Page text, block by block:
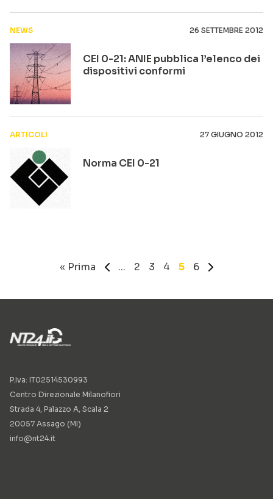
NEWS 26 SETTEMBRE 2012
CEI 0-21: ANIE pubblica l’elenco dei
dispositivi conformi
ARTICOLI 27 GIUGNO 2012
Norma CEI 0-21
« Prima « ... 2 3 4 5 6 »
P.Iva: IT02514530993
Centro Direzionale Milanofiori
Strada 4, Palazzo A, Scala 2
20057 Assago (MI)
info@nt24.it